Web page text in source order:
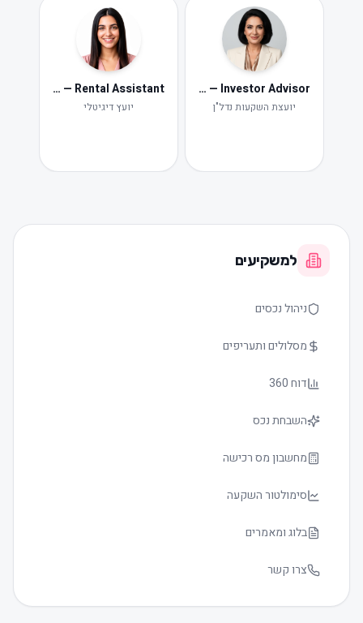
Iris — Investor Advisor
יועצת השקעות נדל"ן
Neta — Rental Assistant
יועץ דיגיטלי
למשקיעים
ניהול נכסים
מסלולים ותעריפים
דוח 360
השבחת נכס
מחשבון מס רכישה
סימולטור השקעה
בלוג ומאמרים
צרו קשר